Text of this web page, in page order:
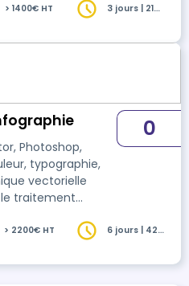
> 1400€ HT
3 jours | 21
Photoshop,
typographie,
vectorielle
traitement
effets) et la mise
0
> 2200€ HT
6 jours | 42